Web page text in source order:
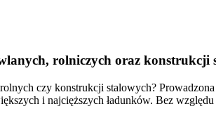
rolniczych oraz konstrukcji
czy konstrukcji stalowych?
i najcięższych ładunków. Bez